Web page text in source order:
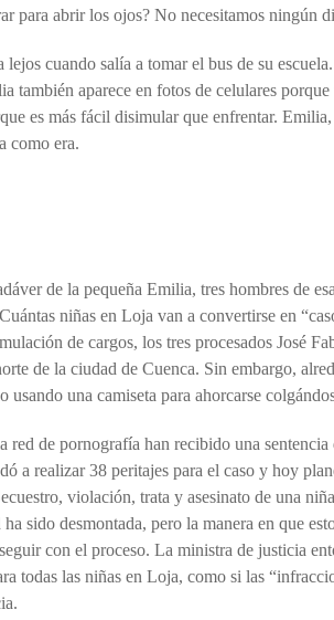
para abrir los ojos? No necesitamos ningún
cuando salía a tomar el bus de su
aparece en fotos de celulares
es más fácil disimular que enfrentar.
como era.
de la pequeña Emilia, tres hombres de
niñas en Loja van a convertirse en
de cargos, los tres procesados José
de la ciudad de Cuenca. Sin embargo,
una camiseta para ahorcarse
de pornografía han recibido una
realizar 38 peritajes para el caso y hoy
violación, trata y asesinato de una
sido desmontada, pero la manera en que
con el proceso. La ministra de justicia
todas las niñas en Loja, como si las